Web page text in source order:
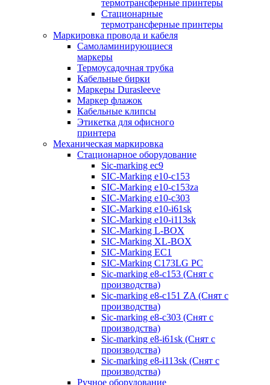
термотрансферные принтеры
Стационарные
термотрансферные принтеры
Маркировка провода и кабеля
Самоламинирующиеся
маркеры
Термоусадочная трубка
Кабельные бирки
Маркеры Durasleeve
Маркер флажок
Кабельные клипсы
Этикетка для офисного
принтера
Механическая маркировка
Стационарное оборудование
Sic-marking ec9
SIC-Marking e10-c153
SIC-Marking e10-c153za
SIC-Marking e10-c303
SIC-Marking e10-i61sk
SIC-Marking e10-i113sk
SIC-Marking L-BOX
SIC-Marking XL-BOX
SIC-Marking EC1
SIC-Marking C173LG PC
Sic-marking e8-c153 (Снят с
производства)
Sic-marking e8-c151 ZA (Снят с
производства)
Sic-marking e8-c303 (Снят с
производства)
Sic-marking e8-i61sk (Снят с
производства)
Sic-marking e8-i113sk (Снят с
производства)
Ручное оборудование